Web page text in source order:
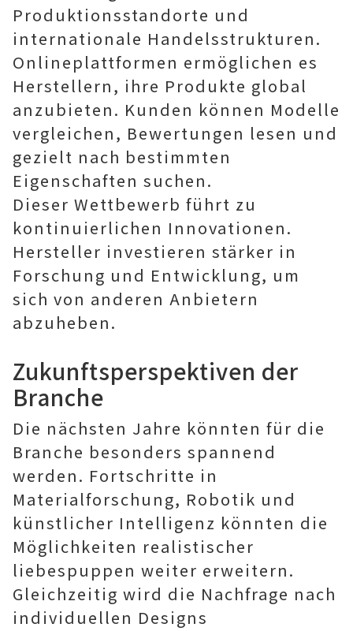
Produktionsstandorte und
internationale Handelsstrukturen.
Onlineplattformen ermöglichen es
Herstellern, ihre Produkte global
anzubieten. Kunden können Modelle
vergleichen, Bewertungen lesen und
gezielt nach bestimmten
Eigenschaften suchen.
Dieser Wettbewerb führt zu
kontinuierlichen Innovationen.
Hersteller investieren stärker in
Forschung und Entwicklung, um
sich von anderen Anbietern
abzuheben.
Zukunftsperspektiven der
Branche
Die nächsten Jahre könnten für die
Branche besonders spannend
werden. Fortschritte in
Materialforschung, Robotik und
künstlicher Intelligenz könnten die
Möglichkeiten realistischer
liebespuppen weiter erweitern.
Gleichzeitig wird die Nachfrage nach
individuellen Designs